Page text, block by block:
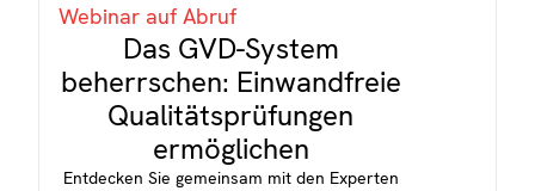
Webinar auf Abruf
Das GVD-System
beherrschen: Einwandfreie
Qualitätsprüfungen
ermöglichen
Entdecken Sie gemeinsam mit den Experten